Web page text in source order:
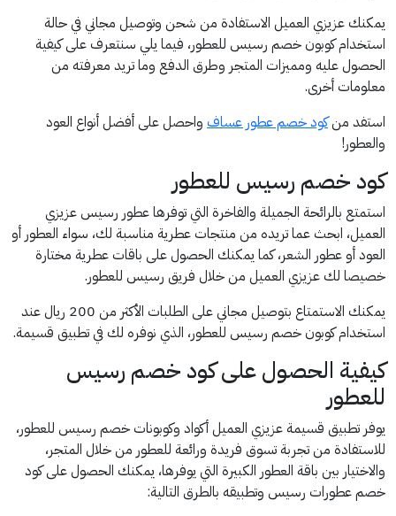
يمكنك عزيزي العميل الاستفادة من شحن وتوصيل مجاني في حالة
استخدام كوبون خصم رسيس للعطور، فيما يلي سنتعرف على كيفية
الحصول عليه ومميزات المتجر وطرق الدفع وما تريد معرفته من
معلومات أخرى.
استفد منكود خصم عطور عساف واحصل على أفضل أنواع العود
والعطور!
كود خصم رسيس للعطور
استمتع بالرائحة الجميلة والفاخرة التي توفرها عطور رسيس عزيزي
العميل، ابحث عما تريده من منتجات عطرية مناسبة لك، سواء العطور أو
العود أو عطور الشعر، كما يمكنك الحصول على باقات عطرية مختارة
خصيصا لك عزيزي العميل من خلال فريق رسيس للعطور.
يمكنك الاستمتاع بتوصيل مجاني على الطلبات الأكثر من 200 ريال عند
استخدام كوبون خصم رسيس للعطور، الذي نوفره لك في تطبيق قسيمة.
كيفية الحصول على كود خصم رسيس
للعطور
يوفر تطبيق قسيمة عزيزي العميل أكواد وكوبونات خصم رسيس للعطور،
للاستفادة من تجربة تسوق فريدة ورائعة للعطور من خلال المتجر،
والاختيار بين باقة العطور الكبيرة التي يوفرها، يمكنك الحصول على كود
خصم عطورات رسيس وتطبيقه بالطرق التالية: